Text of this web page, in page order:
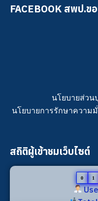
FACEBOOK สพป.ข
นโยบายส่วน
นโยบายการรักษาความ
สถิติผู้เข้าชมเว็บไซต์
0 1